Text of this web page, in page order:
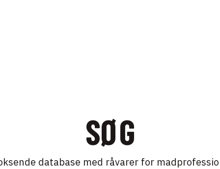
SØG
database med råvarer for